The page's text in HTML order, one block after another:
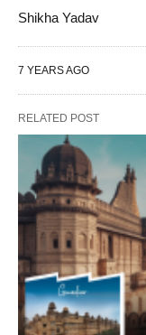
Shikha Yadav
7 YEARS AGO
RELATED POST